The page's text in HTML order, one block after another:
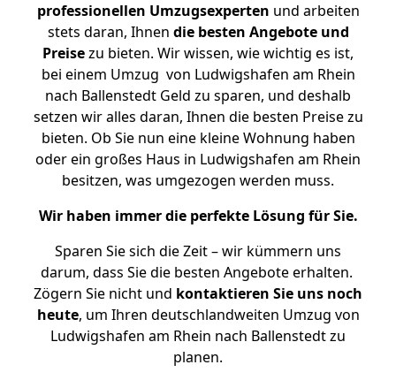
professionellen Umzugsexperten und arbeiten
stets daran, Ihnen die besten Angebote und
Preisezu bieten. Wir wissen, wie wichtig es ist,
bei einem Umzug von Ludwigshafen am Rhein
nach Ballenstedt Geld zu sparen, und deshalb
setzen wir alles daran, Ihnen die besten Preise zu
bieten. Ob Sie nun eine kleine Wohnung haben
oder ein großes Haus in Ludwigshafen am Rhein
besitzen, was umgezogen werden muss.
Wir haben immer die perfekte Lösung für Sie.
Sparen Sie sich die Zeit – wir kümmern uns
darum, dass Sie die besten Angebote erhalten.
Zögern Sie nicht und kontaktieren Sie uns noch
heute, um Ihren deutschlandweiten Umzug von
Ludwigshafen am Rhein nach Ballenstedt zu
planen.